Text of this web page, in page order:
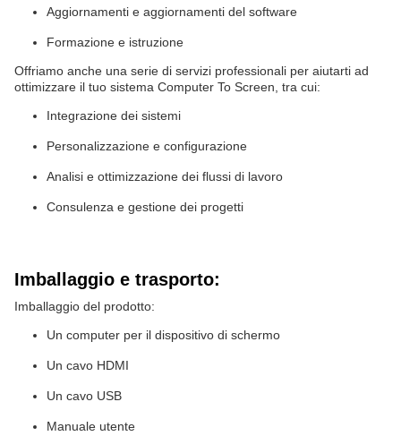
Aggiornamenti e aggiornamenti del software
Formazione e istruzione
Offriamo anche una serie di servizi professionali per aiutarti ad
ottimizzare il tuo sistema Computer To Screen, tra cui:
Integrazione dei sistemi
Personalizzazione e configurazione
Analisi e ottimizzazione dei flussi di lavoro
Consulenza e gestione dei progetti
Imballaggio e trasporto:
Imballaggio del prodotto:
Un computer per il dispositivo di schermo
Un cavo HDMI
Un cavo USB
Manuale utente